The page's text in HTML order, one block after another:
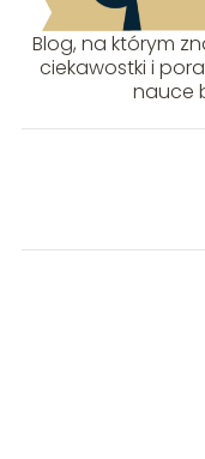
Blog, na którym
ciekawostki i
nauce